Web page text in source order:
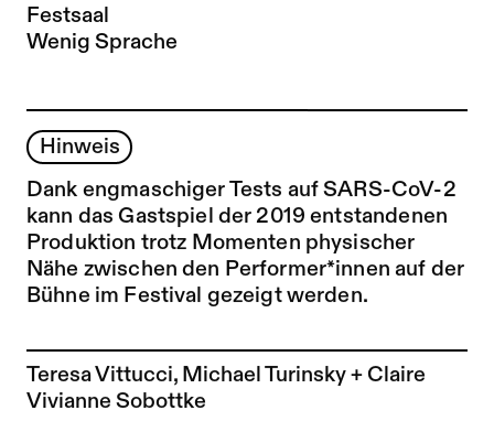
Festsaal
Wenig Sprache
Hinweis
Dank engmaschiger Tests auf SARS-CoV-2
kann das Gastspiel der 2019 entstandenen
Produktion trotz Momenten physischer
Nähe zwischen den Performer*innen auf der
Bühne im Festival gezeigt werden.
Zur Künstler*in-Seite von
Teresa Vittucci, Michael Turinsky + Claire
Vivianne Sobottke